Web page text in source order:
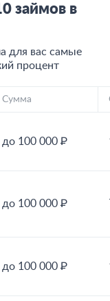
займов в
для вас самые
процент
Сумма
до 100 000 ₽
до 100 000 ₽
до 100 000 ₽